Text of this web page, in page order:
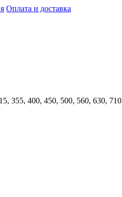
Оплата и доставка
355, 400, 450, 500, 560, 630, 710